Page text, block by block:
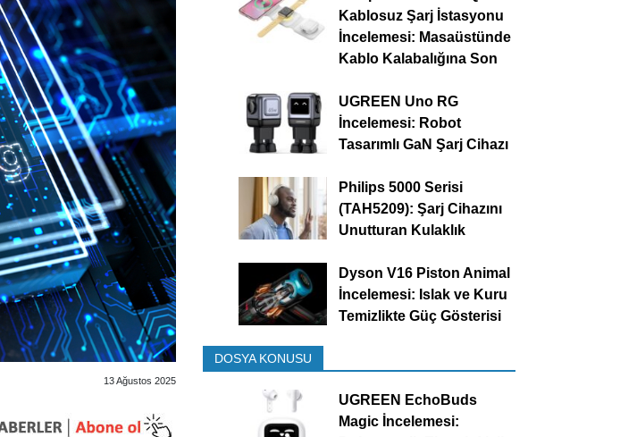
13 Ağustos 2025
Kablosuz Şarj İstasyonu
İncelemesi: Masaüstünde
Kablo Kalabalığına Son
UGREEN Uno RG
İncelemesi: Robot
Tasarımlı GaN Şarj Cihazı
Philips 5000 Serisi
(TAH5209): Şarj Cihazını
Unutturan Kulaklık
Dyson V16 Piston Animal
İncelemesi: Islak ve Kuru
Temizlikte Güç Gösterisi
DOSYA KONUSU
UGREEN EchoBuds
Magic İncelemesi: